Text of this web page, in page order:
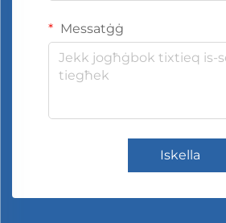
Messatġġ
Iskella